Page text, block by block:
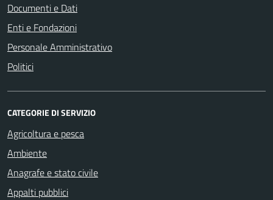
Documenti e Dati
Enti e Fondazioni
Personale Amministrativo
Politici
CATEGORIE DI SERVIZIO
Agricoltura e pesca
Ambiente
Anagrafe e stato civile
Appalti pubblici